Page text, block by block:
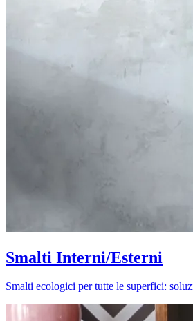
Smalti Interni/Esterni
Smalti ecologici per tutte le superfici: